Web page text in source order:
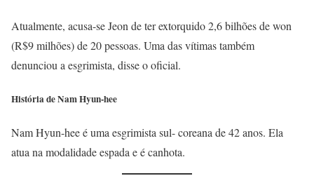
Atualmente, acusa-se Jeon de ter extorquido 2,6 bilhões de won
(R$9 milhões) de 20 pessoas. Uma das vítimas também
denunciou a esgrimista, disse o oficial.
História de Nam Hyun-hee
Nam Hyun-hee é uma esgrimista sul- coreana de 42 anos. Ela
atua na modalidade espada e é canhota.